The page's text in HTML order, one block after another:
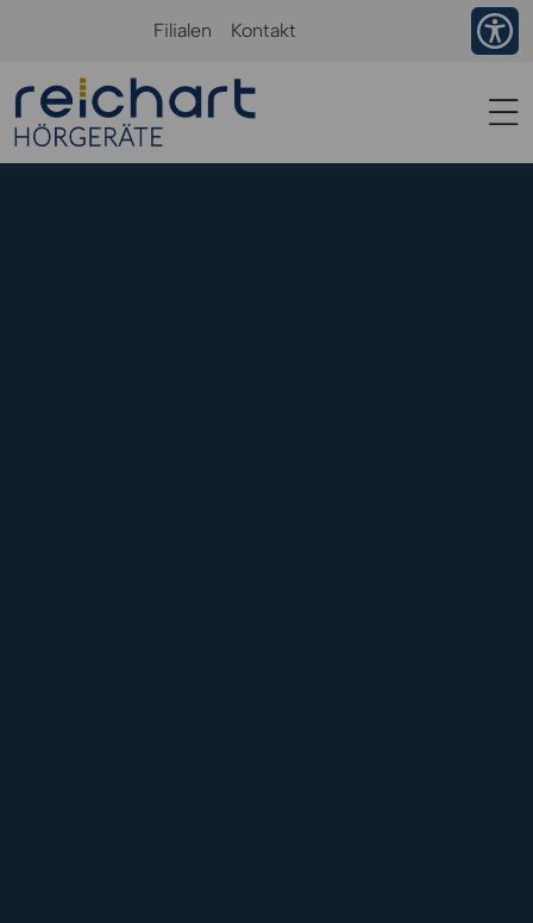
Filialen Kontakt